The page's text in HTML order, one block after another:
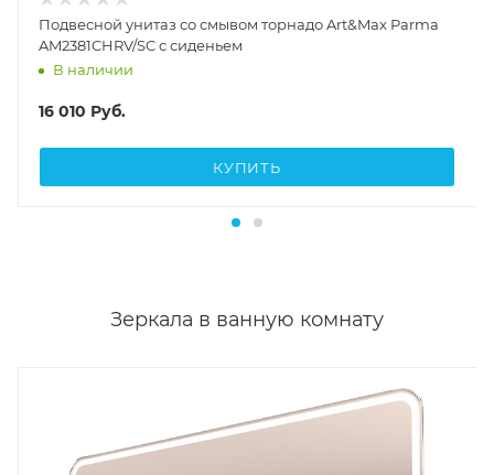
Подвесной унитаз со смывом торнадо Art&Max Parma
AM2381CHRV/SC с сиденьем
В наличии
16 010 Руб.
КУПИТЬ
Зеркала в ванную комнату